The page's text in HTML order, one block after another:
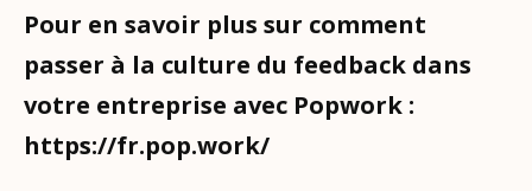
Pour en savoir plus sur comment
passer à la culture du feedback dans
votre entreprise avec Popwork :
https://fr.pop.work/